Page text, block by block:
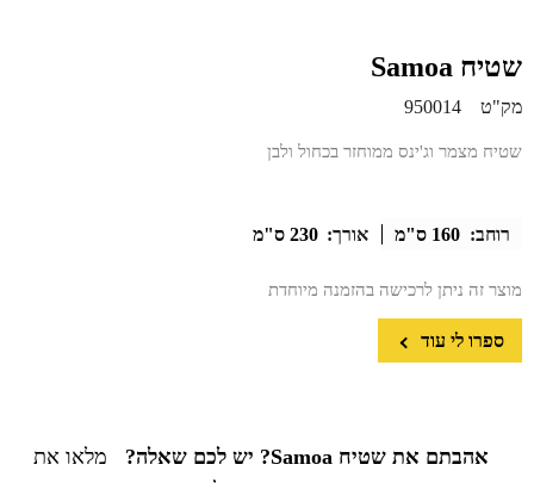
שטיח Samoa
מק"ט 950014
שטיח מצמר וג'ינס ממוחזר בכחול ולבן
רוחב: 160 ס"מ אורך: 230 ס"מ
מוצר זה ניתן לרכישה בהזמנה מיוחדת
ספרו לי עוד
אהבתם את שטיח Samoa? יש לכם שאלה?
מלאו את